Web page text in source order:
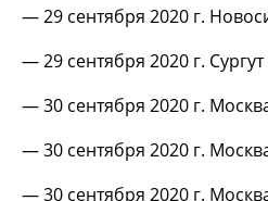
— 29 сентября 2020 г.
— 29 сентября 2020 г.
— 30 сентября 2020 г.
— 30 сентября 2020 г.
— 30 сентября 2020 г.